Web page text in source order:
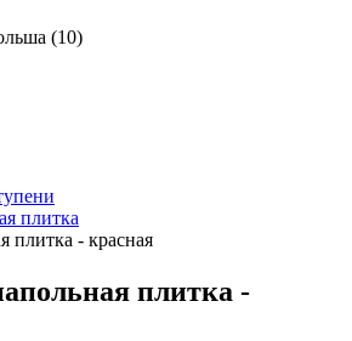
(10)
плитка
плитка - красная
плитка -